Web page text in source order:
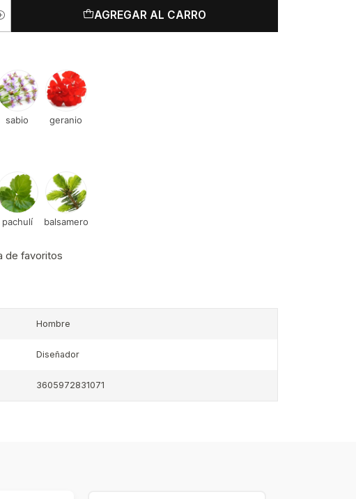
AGREGAR AL CARRO
sabio geranio
pachulí balsamero
de favoritos
Hombre
Diseñador
3605972831071